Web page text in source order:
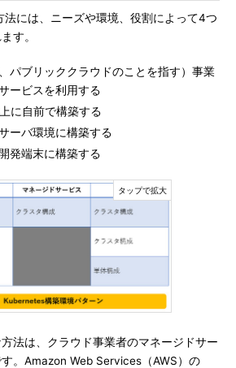
には、ニーズや環境、役割によって4つ
す。
パブリッククラウドのことを指す）事業
ービスを利用する
に自前で構築する
ーバ環境に構築する
発端末に構築する
法は、クラウド事業者のマネージドサー
。Amazon Web Services（AWS）の